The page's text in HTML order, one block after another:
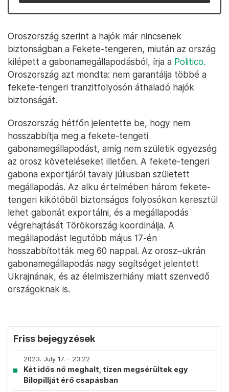
Oroszország szerint a hajók már nincsenek
biztonságban a Fekete-tengeren, miután az ország
kilépett a gabonamegállapodásból, írja a Politico.
Oroszország azt mondta: nem garantálja többé a
fekete-tengeri tranzitfolyosón áthaladó hajók
biztonságát.
Oroszország hétfőn jelentette be, hogy nem
hosszabbítja meg a fekete-tengeti
gabonamegállapodást, amíg nem születik egyezség
az orosz követeléseket illetően. A fekete-tengeri
gabona exportjáról tavaly júliusban született
megállapodás. Az alku értelmében három fekete-
tengeri kikötőből biztonságos folyosókon keresztül
lehet gabonát exportálni, és a megállapodás
végrehajtását Törökország koordinálja. A
megállapodást legutóbb május 17-én
hosszabbították meg 60 nappal. Az orosz–ukrán
gabonamegállapodás nagy segítséget jelentett
Ukrajnának, és az élelmiszerhiány miatt szenvedő
országoknak is.
Friss bejegyzések
2023. July 17. – 23:22
Két idős nő meghalt, tízen megsérültek egy
Bilopillját érő csapásban